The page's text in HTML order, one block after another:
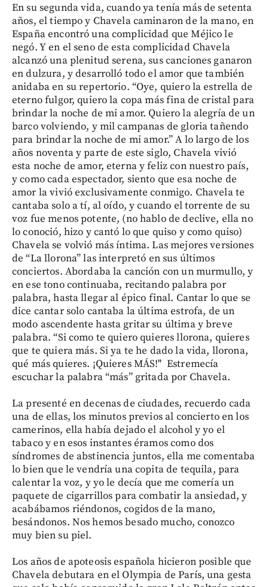
En su segunda vida, cuando ya tenía más de setenta
años, el tiempo y Chavela caminaron de la mano, en
España encontró una complicidad que Méjico le
negó. Y en el seno de esta complicidad Chavela
alcanzó una plenitud serena, sus canciones ganaron
en dulzura, y desarrolló todo el amor que también
anidaba en su repertorio. “Oye, quiero la estrella de
eterno fulgor, quiero la copa más fina de cristal para
brindar la noche de mi amor. Quiero la alegría de un
barco volviendo, y mil campanas de gloria tañendo
para brindar la noche de mi amor.” A lo largo de los
años noventa y parte de este siglo, Chavela vivió
esta noche de amor, eterna y feliz con nuestro país,
y como cada espectador, siento que esa noche de
amor la vivió exclusivamente conmigo. Chavela te
cantaba solo a tí, al oído, y cuando el torrente de su
voz fue menos potente, (no hablo de declive, ella no
lo conoció, hizo y cantó lo que quiso y como quiso)
Chavela se volvió más íntima. Las mejores versiones
de “La llorona” las interpretó en sus últimos
conciertos. Abordaba la canción con un murmullo, y
en ese tono continuaba, recitando palabra por
palabra, hasta llegar al épico final. Cantar lo que se
dice cantar solo cantaba la última estrofa, de un
modo ascendente hasta gritar su última y breve
palabra. “Si como te quiero quieres llorona, quieres
que te quiera más. Si ya te he dado la vida, llorona,
qué más quieres. ¡Quieres MÁS!" Estremecía
escuchar la palabra “más” gritada por Chavela.
La presenté en decenas de ciudades, recuerdo cada
una de ellas, los minutos previos al concierto en los
camerinos, ella había dejado el alcohol y yo el
tabaco y en esos instantes éramos como dos
síndromes de abstinencia juntos, ella me comentaba
lo bien que le vendría una copita de tequila, para
calentar la voz, y yo le decía que me comería un
paquete de cigarrillos para combatir la ansiedad, y
acabábamos riéndonos, cogidos de la mano,
besándonos. Nos hemos besado mucho, conozco
muy bien su piel.
Los años de apoteosis española hicieron posible que
Chavela debutara en el Olympia de París, una gesta